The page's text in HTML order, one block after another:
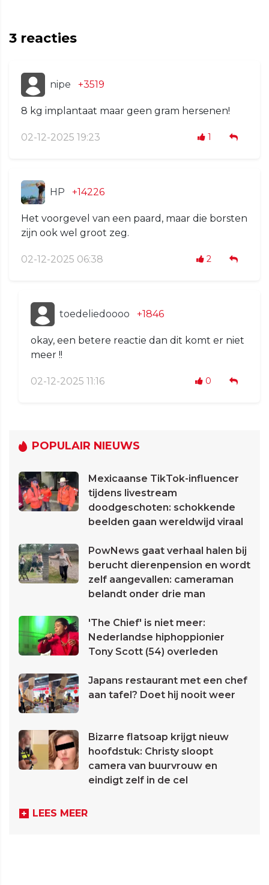
3 reacties
nipe +3519
8 kg implantaat maar geen gram hersenen!
02-12-2025 19:23 1
HP +14226
Het voorgevel van een paard, maar die borsten
zijn ook wel groot zeg.
02-12-2025 06:38 2
toedeliedoooo +1846
okay, een betere reactie dan dit komt er niet
meer !!
02-12-2025 11:16 0
POPULAIR NIEUWS
Mexicaanse TikTok-influencer
tijdens livestream
doodgeschoten: schokkende
beelden gaan wereldwijd viraal
PowNews gaat verhaal halen bij
berucht dierenpension en wordt
zelf aangevallen: cameraman
belandt onder drie man
'The Chief' is niet meer:
Nederlandse hiphoppionier
Tony Scott (54) overleden
Japans restaurant met een chef
aan tafel? Doet hij nooit weer
Bizarre flatsoap krijgt nieuw
hoofdstuk: Christy sloopt
camera van buurvrouw en
eindigt zelf in de cel
LEES MEER